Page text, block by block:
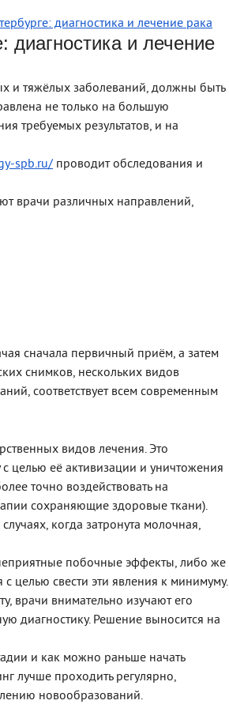
диагностика и лечение рака
диагностика и лечение
и тяжёлых заболеваний, должны быть
не только на большую
требуемых результатов, и на
spb.ru/ проводит обследования и
врачи различных направлений,
сначала первичный приём, а затем
снимков, нескольких видов
соответствует всем современным
видов лечения. Это
целью её активизации и уничтожения
точно воздействовать на
сохраняющие здоровые ткани).
когда затронута молочная,
неприятные побочные эффекты, либо же
целью свести эти явления к минимуму.
врачи внимательно изучают его
диагностику. Решение выносится на
и как можно раньше начать
лучше проходить регулярно,
новообразований.